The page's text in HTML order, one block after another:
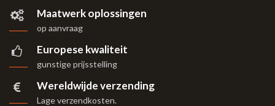
Maatwerk oplossingen
op aanvraag
Europese kwaliteit
gunstige prijsstelling
Wereldwijde verzending
Lage verzendkosten.